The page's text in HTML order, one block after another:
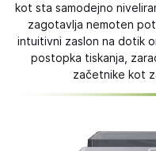
kot sta samodejno
zagotavlja nemoten
intuitivni zaslon na dotik
postopka tiskanja,
začetnike kot